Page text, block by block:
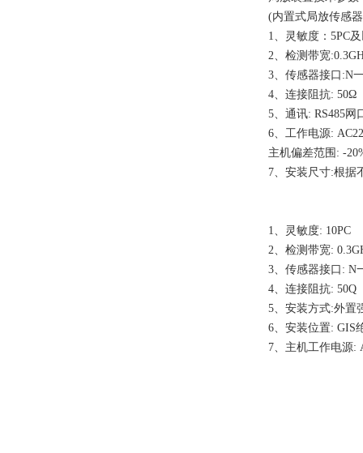
(内置式局放传感
1、灵敏度：5PC及
2、检测带宽
3、传感器接口:N
4、连接阻抗: 50Ω
5、通讯: RS485网
6、工作电源:
主机偏差范围: -
7、安装尺寸:根据
1、灵敏度: 10PC
2、检测带宽:
3、传感器接口: N
4、连接阻抗: 50Q
5、安装方式:外置
6、安装位置: GIS
7、主机工作电源: